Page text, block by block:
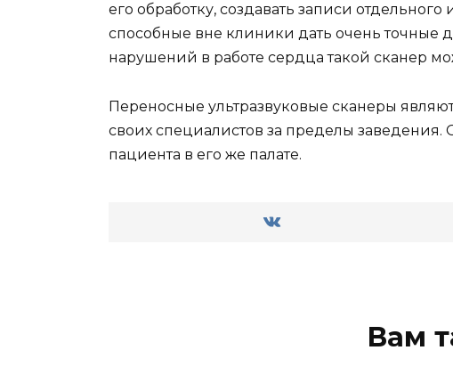
его обработку, создавать записи
способные вне клиники дать очень точные
нарушений в работе сердца такой сканер
Переносные ультразвуковые сканеры
своих специалистов за пределы
пациента в его же палате.
Вам